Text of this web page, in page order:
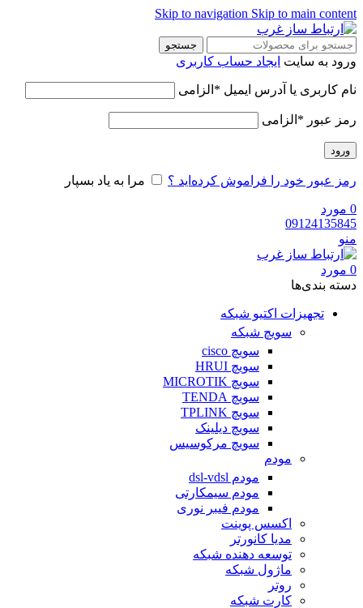
Skip to navigationSkip to main
جستجو
به سایتایجاد حساب کاربری
کاربری یا آدرس ایمیل*الزامی
عبور*الزامی
عبور خود را فراموش کرده‌اید ؟ مرا به یاد بسپار
بندی‌ها
تجهیزات اکتیو شبکه
سویچ شبکه
سویچ cisco
سویچ HRUI
سویچ MICROTIK
سویچ TENDA
سویچ TPLINK
سویچ دیلینک
سویچ مرکوسیس
مودم
مودم dsl-vdsl
مودم سیمکارتی
مودم فیبر نوری
اکسس پوینت
مدیا کانورتر
توسعه دهنده شبکه
ماژول شبکه
روتر
کارت شبکه